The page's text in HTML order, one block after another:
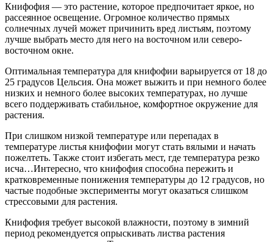
Книфофия — это растение, которое предпочитает яркое, но
рассеянное освещение. Огромное количество прямых
солнечных лучей может причинить вред листьям, поэтому
лучше выбрать место для него на восточном или северо-
восточном окне.
Оптимальная температура для книфофии варьируется от 18 до
25 градусов Цельсия. Она может выжить и при немного более
низких и немного более высоких температурах, но лучше
всего поддерживать стабильное, комфортное окружение для
растения.
При слишком низкой температуре или перепадах в
температуре листья книфофии могут стать вялыми и начать
пожелтеть. Также стоит избегать мест, где температура резко
исча…Интересно, что книфофия способна пережить и
кратковременные понижения температуры до 12 градусов, но
частые подобные эксперименты могут оказаться слишком
стрессовыми для растения.
Книфофия требует высокой влажности, поэтому в зимний
период рекомендуется опрыскивать листва растения